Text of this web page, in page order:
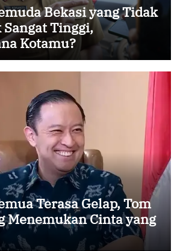
Bekasi yang Tidak
Tinggi,
Kotamu?
Terasa Gelap, Tom
Menemukan Cinta yang